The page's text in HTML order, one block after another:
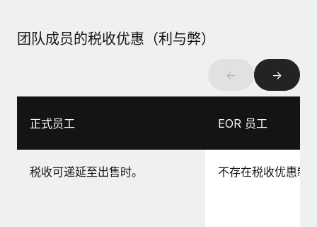
团队成员的税收优惠（利与弊）
← →
正式员工 EOR 员工
税收可递延至出售时。 不存在税收优惠制